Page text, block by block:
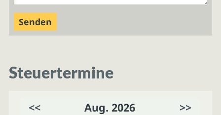
Steuertermine
<< Aug. 2026 >>